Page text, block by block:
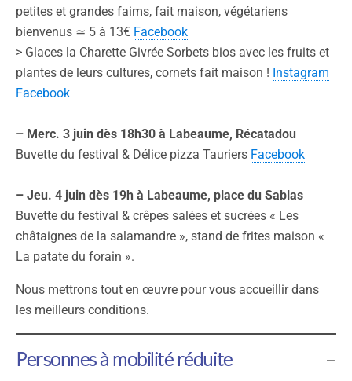
petites et grandes faims, fait maison, végétariens
bienvenus ≃ 5 à 13€ Facebook
> Glaces la Charette Givrée Sorbets bios avec les fruits et
plantes de leurs cultures, cornets fait maison ! Instagram
Facebook
– Merc. 3 juin dès 18h30 à Labeaume, Récatadou
Buvette du festival & Délice pizza Tauriers Facebook
– Jeu. 4 juin dès 19h à Labeaume, place du Sablas
Buvette du festival & crêpes salées et sucrées « Les
châtaignes de la salamandre », stand de frites maison «
La patate du forain ».
Nous mettrons tout en œuvre pour vous accueillir dans
les meilleurs conditions.
Personnes à mobilité réduite